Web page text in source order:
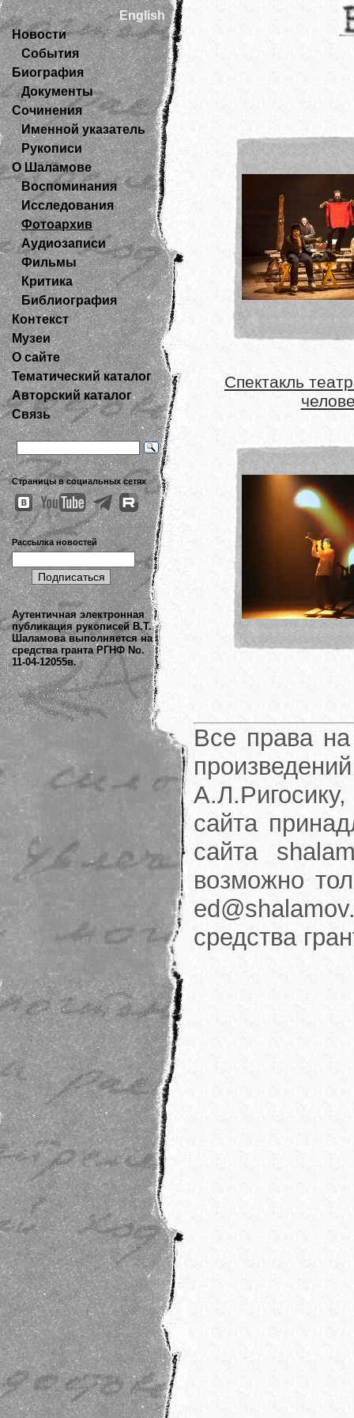
English
Новости
События
Биография
Документы
Сочинения
Именной указатель
Рукописи
О Шаламове
Воспоминания
Исследования
Фотоархив
Аудиозаписи
Фильмы
Критика
Библиография
Контекст
Музеи
О сайте
Тематический каталог
Авторский каталог
Связь
Страницы в социальных сетях
Рассылка новостей
Аутентичная электронная
публикация рукописей В.Т.
Шаламова выполняется на
средства гранта РГНФ No.
11-04-12055в.
Спектакль
Все права на
сайта
сайта
возможно
средства